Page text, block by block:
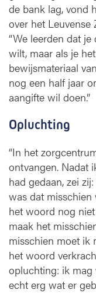
de bank lag, vond
over het
“We leerden dat
wilt, maar als je
bewijsmateriaal
nog een half jaar
aangifte wil doen.”
Opluchting
“In het
ontvangen. Nadat
had gedaan, zei zij:
was dat
het woord nog
maak het
misschien moet ik
het woord
opluchting: ik mag
echt erg wat er